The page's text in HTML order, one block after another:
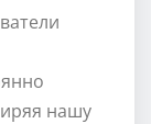
нашу